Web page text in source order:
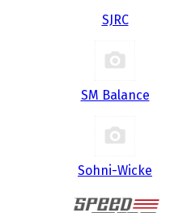
SJRC
SM Balance
Sohni-Wicke